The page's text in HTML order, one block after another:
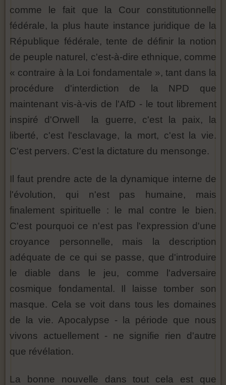
comme le fait que la Cour constitutionnelle
fédérale, la plus haute instance juridique de la
République fédérale, tente de définir la notion
de peuple naturel, c'est-à-dire ethnique, comme
« contraire à la Loi fondamentale », tant dans la
procédure d'interdiction de la NPD que
maintenant vis-à-vis de l'AfD - le tout librement
inspiré d'Orwell la guerre, c'est la paix, la
liberté, c'est l'esclavage, la mort, c'est la vie.
C'est pervers. C'est la dictature du mensonge.
Il faut prendre acte de la dynamique interne de
l'évolution, qui n'est pas humaine, mais
finalement spirituelle : le mal contre le bien.
C'est pourquoi ce n'est pas l'expression d'une
croyance personnelle, mais la description
adéquate de ce qui se passe, que d'introduire
le diable dans le jeu, comme l'adversaire
cosmique fondamental. Il laisse tomber son
masque. Cela se voit dans tous les domaines
de la vie. Apocalypse - la période que nous
vivons actuellement - ne signifie rien d'autre
que révélation.
La bonne nouvelle dans tout cela est que